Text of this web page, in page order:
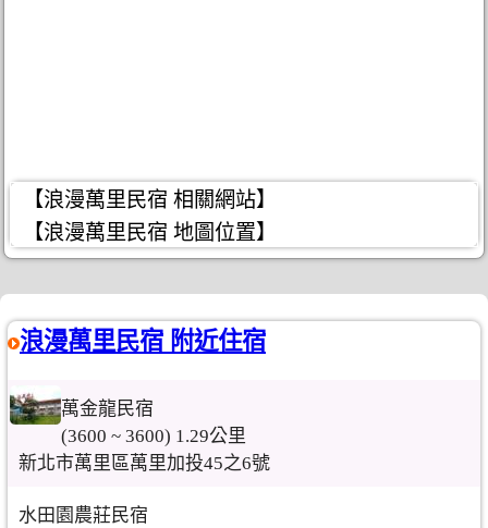
【浪漫萬里民宿 相關網站】
【浪漫萬里民宿 地圖位置】
浪漫萬里民宿 附近住宿
萬金龍民宿
(3600 ~ 3600) 1.29公里
新北市萬里區萬里加投45之6號
水田園農莊民宿